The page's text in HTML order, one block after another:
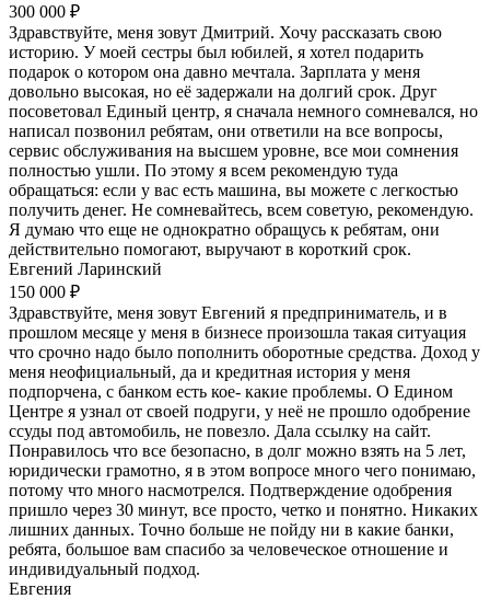
300 000 ₽
Здравствуйте, меня зовут Дмитрий. Хочу рассказать свою
историю. У моей сестры был юбилей, я хотел подарить
подарок о котором она давно мечтала. Зарплата у меня
довольно высокая, но её задержали на долгий срок. Друг
посоветовал Единый центр, я сначала немного сомневался, но
написал позвонил ребятам, они ответили на все вопросы,
сервис обслуживания на высшем уровне, все мои сомнения
полностью ушли. По этому я всем рекомендую туда
обращаться: если у вас есть машина, вы можете с легкостью
получить денег. Не сомневайтесь, всем советую, рекомендую.
Я думаю что еще не однократно обращусь к ребятам, они
действительно помогают, выручают в короткий срок.
Евгений Ларинский
150 000 ₽
Здравствуйте, меня зовут Евгений я предприниматель, и в
прошлом месяце у меня в бизнесе произошла такая ситуация
что срочно надо было пополнить оборотные средства. Доход у
меня неофициальный, да и кредитная история у меня
подпорчена, с банком есть кое- какие проблемы. О Едином
Центре я узнал от своей подруги, у неё не прошло одобрение
ссуды под автомобиль, не повезло. Дала ссылку на сайт.
Понравилось что все безопасно, в долг можно взять на 5 лет,
юридически грамотно, я в этом вопросе много чего понимаю,
потому что много насмотрелся. Подтверждение одобрения
пришло через 30 минут, все просто, четко и понятно. Никаких
лишних данных. Точно больше не пойду ни в какие банки,
ребята, большое вам спасибо за человеческое отношение и
индивидуальный подход.
Евгения